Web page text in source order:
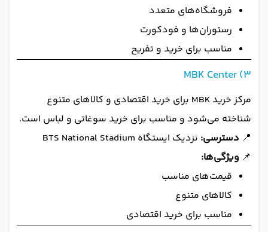
فروشگاه‌های متعدد
رستوران‌ها و فودکورت
مناسب برای خرید و تفریح
3) MBK Center
مرکز خرید MBK برای خرید اقتصادی و کالاهای متنوع
شناخته می‌شود و مناسب برای خرید سوغاتی و لباس است.
📍 دسترسی: نزدیک ایستگاه BTS National Stadium
📌 ویژگی‌ها:
قیمت‌های مناسب
کالاهای متنوع
مناسب برای خرید اقتصادی